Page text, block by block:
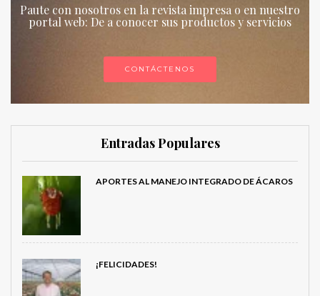
Paute con nosotros en la revista impresa o en nuestro
portal web: De a conocer sus productos y servicios
CONTÁCTENOS
Entradas Populares
APORTES AL MANEJO INTEGRADO DE ÁCAROS
¡FELICIDADES!